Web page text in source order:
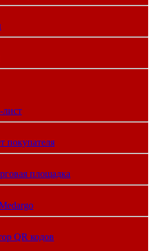
покупателя
площадка
QR кодов